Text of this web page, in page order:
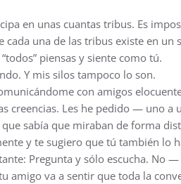
en unas cuantas tribus. Es
cada una de las tribus existe en
piensas y siente como tú.
Y mis silos tampoco lo son.
con amigos
creencias. Les he pedido — uno
sabía que miraban de forma
y te sugiero que tú también lo
Pregunta y sólo escucha. No
amigo va a sentir que toda la